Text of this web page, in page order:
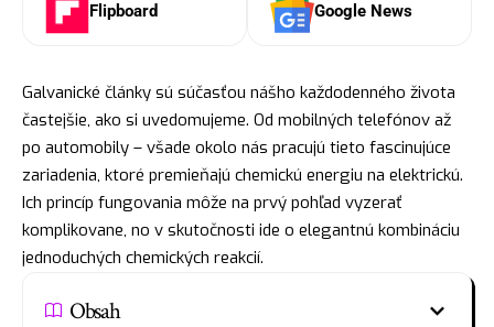
Flipboard Google News
Galvanické články sú súčasťou nášho každodenného života
častejšie, ako si uvedomujeme. Od mobilných telefónov až
po automobily – všade okolo nás pracujú tieto fascinujúce
zariadenia, ktoré premieňajú chemickú energiu na elektrickú.
Ich princíp fungovania môže na prvý pohľad vyzerať
komplikovane, no v skutočnosti ide o elegantnú kombináciu
jednoduchých chemických reakcií.
Obsah